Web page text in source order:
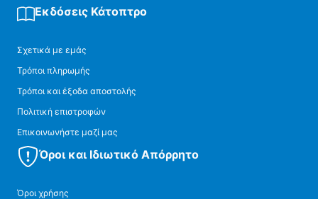
Εκδόσεις Κάτοπτρο
Σχετικά με εμάς
Τρόποι πληρωμής
Τρόποι και έξοδα αποστολής
Πολιτική επιστροφών
Επικοινωνήστε μαζί μας
Όροι και Ιδιωτικό Απόρρητο
Όροι χρήσης